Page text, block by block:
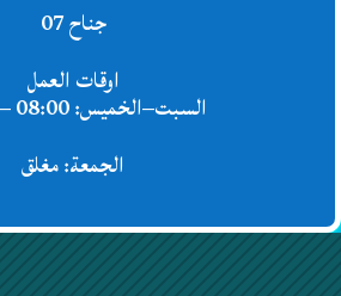
جناح 07
اوقات العمل
السبت–الخميس: 08:00 – 16:00
الجمعة: مغلق